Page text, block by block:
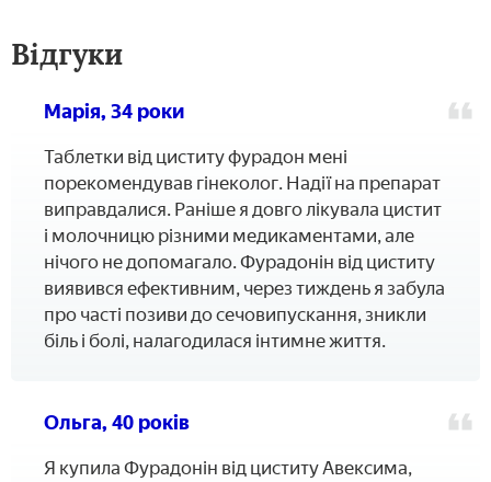
Відгуки
Марія, 34 роки
Таблетки від циститу фурадон мені
порекомендував гінеколог. Надії на препарат
виправдалися. Раніше я довго лікувала цистит
і молочницю різними медикаментами, але
нічого не допомагало. Фурадонін від циститу
виявився ефективним, через тиждень я забула
про часті позиви до сечовипускання, зникли
біль і болі, налагодилася інтимне життя.
Ольга, 40 років
Я купила Фурадонін від циститу Авексима,